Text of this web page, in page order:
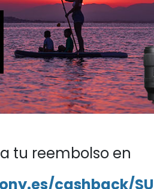
tu reembolso en
cashback/